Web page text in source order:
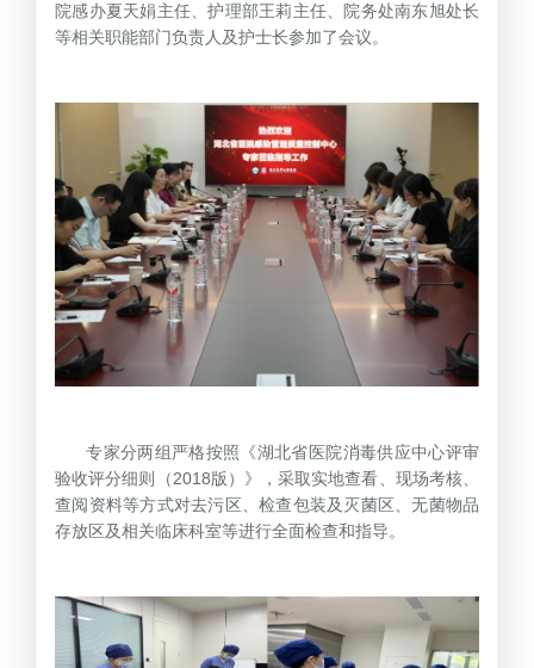
院感办夏天娟主任、护理部王莉主任、院务处南东旭处长
等相关职能部门负责人及护士长参加了会议。
专家分两组严格按照《湖北省医院消毒供应中心评审
验收评分细则（2018版）》，采取实地查看、现场考核、
查阅资料等方式对去污区、检查包装及灭菌区、无菌物品
存放区及相关临床科室等进行全面检查和指导。